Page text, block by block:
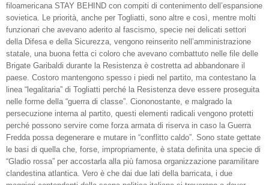
filoamericana STAY BEHIND con compiti di contenimento dell’espansione
sovietica. Le priorità, anche per Togliatti, sono altre e così, mentre molti
funzionari che avevano aderito al fascismo, specie nei delicati settori
della Difesa e della Sicurezza, vengono reinserito nell’amministrazione
statale, una buona fetta ci coloro che avevano combattuto nelle file delle
Brigate Garibaldi durante la Resistenza è costretta ad abbandonare il
paese. Costoro mantengono spesso i piedi nel partito, ma contestano la
linea “legalitaria” di Togliatti perché la Resistenza deve essere proseguita
nelle forme della “guerra di classe”. Ciononostante, e malgrado la
persecuzione interna al partito, questi elementi radicali vengono protetti
perché possono servire come forza armata di riserva in caso la Guerra
Fredda possa degenerare e mutare in “conflitto caldo”. Sono state gettate
le basi di quella che, forse, impropriamente, è stata definita una specie di
“Gladio rossa” per accostarla alla più famosa organizzazione paramilitare
clandestina atlantica. Vero è che dai due lati della barricata, i due